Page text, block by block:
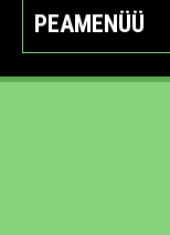
PEAMENÜÜ